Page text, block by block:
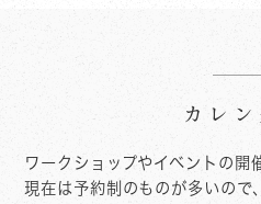
カレン
ワークショップやイベントの開
現在は予約制のものが多いので